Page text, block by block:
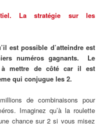
La stratégie sur les
est possible d’atteindre est
numéros gagnants. Le
à mettre de côté car il est
qui conjugue les 2.
de combinaisons pour
Imaginez qu’à la roulette
chance sur 2 si vous misez